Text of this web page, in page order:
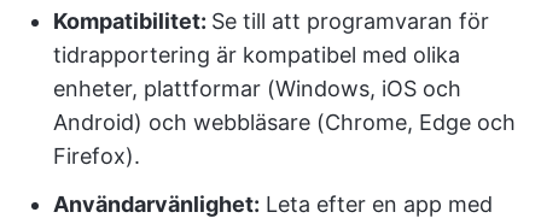
Kompatibilitet: Se till att programvaran för
tidrapportering är kompatibel med olika
enheter, plattformar (Windows, iOS och
Android) och webbläsare (Chrome, Edge och
Firefox).
Användarvänlighet: Leta efter en app med